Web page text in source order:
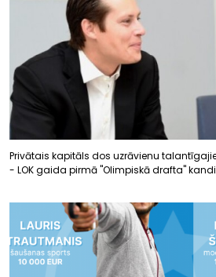
Privātais kapitāls dos uzrāvienu
- LOK gaida pirmā "Olimpiskā drafta"